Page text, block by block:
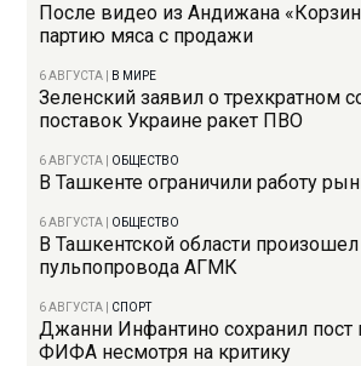
После видео из Андижана
партию мяса с продажи
6 АВГУСТА В МИРЕ
Зеленский заявил о трехкратном
поставок Украине ракет ПВО
6 АВГУСТА ОБЩЕСТВО
В Ташкенте ограничили работу
6 АВГУСТА ОБЩЕСТВО
В Ташкентской области
пульпопровода АГМК
6 АВГУСТА СПОРТ
Джанни Инфантино сохранил пост
ФИФА несмотря на критику